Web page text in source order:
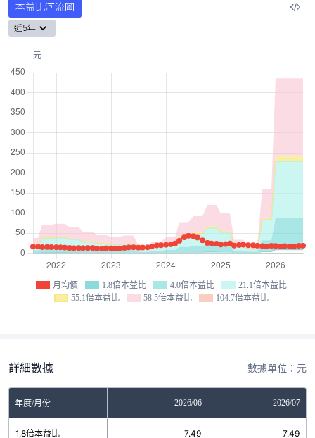
本益比河流圖
近5年
月均價 1.8倍本益比 4.0倍本益比
21.1倍本益比
55.1倍本益比
58.5倍本益比 104.7倍本益比
詳細數據 數據單位：元
年度/月份 2026/06 2026/07
1.8倍本益比 7.49 7.49